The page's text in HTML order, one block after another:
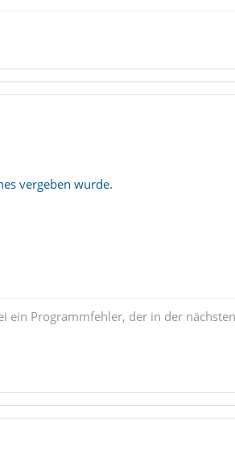
vergeben wurde.
ein Programmfehler, der in der